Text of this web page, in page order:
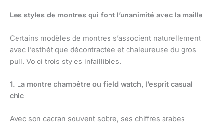
Les styles de montres qui font l’unanimité avec la maille
Certains modèles de montres s’associent naturellement
avec l’esthétique décontractée et chaleureuse du gros
pull. Voici trois styles infaillibles.
1. La montre champêtre ou field watch, l’esprit casual
chic
Avec son cadran souvent sobre, ses chiffres arabes